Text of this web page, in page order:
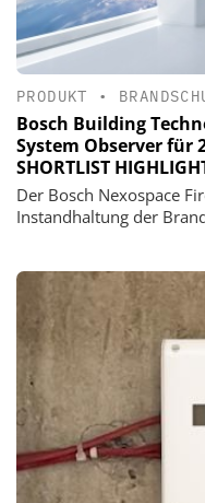
PRODUKT •
Bosch Building
System Observer für
SHORTLIST
Der Bosch Nexospace
Instandhaltung der